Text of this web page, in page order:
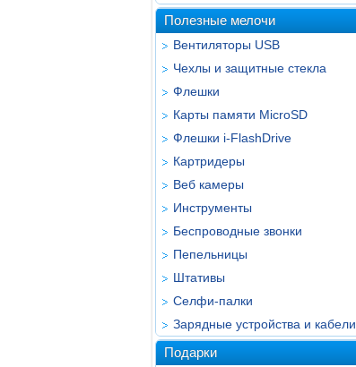
Полезные мелочи
Вентиляторы USB
Чехлы и защитные стекла
Флешки
Карты памяти MicroSD
Флешки i-FlashDrive
Картридеры
Веб камеры
Инструменты
Беспроводные звонки
Пепельницы
Штативы
Селфи-палки
Зарядные устройства и кабели
Подарки